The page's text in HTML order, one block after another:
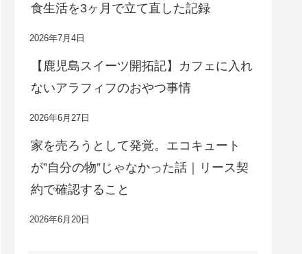
食生活を3ヶ月で立て直した記録
2026年7月4日
【鹿児島スイーツ開拓記】カフェに入れ
ないアラフィフのおやつ事情
2026年6月27日
家を売ろうとして発覚。エコキュート
が”自分の物”じゃなかった話｜リース契
約で確認すること
2026年6月20日